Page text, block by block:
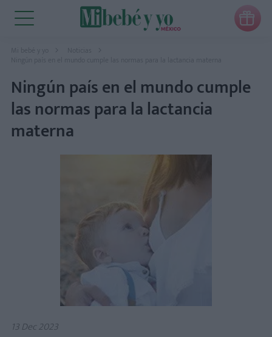

Mi bebé y yo
Noticias
Ningún país en el mundo cumple las normas para la lactancia materna
Ningún país en el mundo cumple
las normas para la lactancia
materna
13 Dec 2023